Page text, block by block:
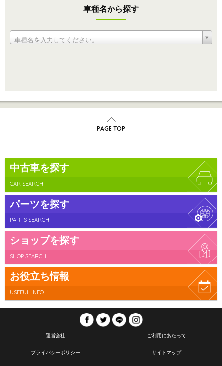
車種名から探す
車種名を入力してください。
PAGE TOP
中古車を探す
CAR SEARCH
パーツを探す
PARTS SEARCH
ショップを探す
SHOP SEARCH
お役立ち情報
USEFUL INFO
運営会社 ご利用にあたって
プライバシーポリシー サイトマップ